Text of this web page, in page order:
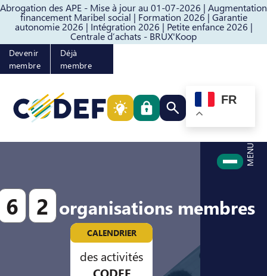
Abrogation des APE - Mise à jour au 01-07-2026 | Augmentation
financement Maribel social | Formation 2026 | Garantie
autonomie 2026 | Intégration 2026 | Petite enfance 2026 |
Centrale d’achats - BRUX'Koop
Passer au contenuPasser au pied de page
Devenir
membre
Déjà
membre
Rechercher quelque
FR
MENU
6 2 organisations membres
CALENDRIER
des activités
CODEF